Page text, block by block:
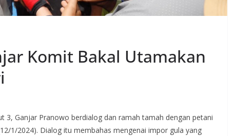
Komit Bakal Utamakan
3, Ganjar Pranowo berdialog dan ramah tamah dengan petani
1/2024). Dialog itu membahas mengenai impor gula yang